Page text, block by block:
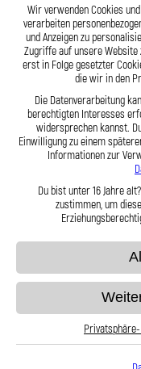
Fragen? Unser
Telefon oder
Präzision in
Unsere Stahlflex-
TSI BMT wurden
Wir verwenden Cookies
verarbeiten
und Anzeigen zu
Zugriffe auf unsere Website
erst in Folge gesetzter
die wir in den
Die Datenverarbeitung
berechtigten Interesses
widersprechen kannst.
Einwilligung zu einem
Informationen zur
Du bist unter 16 Jahre
zustimmen, um